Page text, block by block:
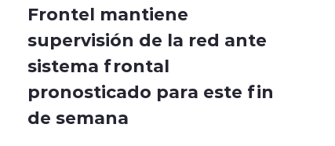
Frontel mantiene
supervisión de la red ante
sistema frontal
pronosticado para este fin
de semana